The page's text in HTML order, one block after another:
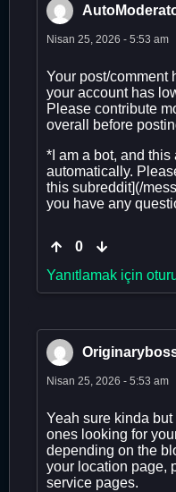
Nisan 25, 2026 - 5:53 am
Your post/comment
your account has
Please contribute
overall before
*I am a bot, and
automatically.
this subreddit](/
you have any
0
Yanıtlamak için
Nisan 25, 2026 - 5:53 am
Yeah sure kinda but
ones looking for
depending on the
your location page,
service pages.